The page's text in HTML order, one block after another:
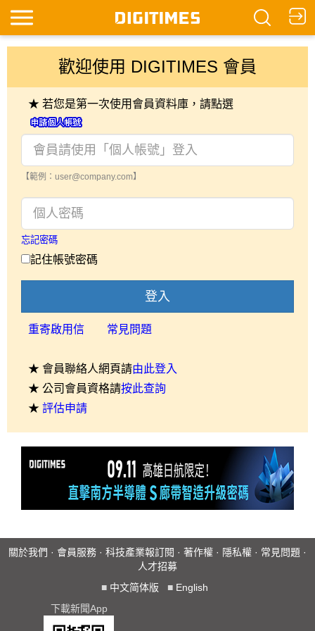
歡迎使用 DIGITIMES 會員
★ 若您是第一次使用會員資料庫，請點選
【範例：user@company.com】
忘記密碼
記住帳號密碼
登入
重寄啟用信 常見問題
★ 會員聯絡人網頁請由此登入
★ 公司會員資格請按此查詢
★ 評估申請
關於我們 · 會員服務 · 科技產業報訂閱 · 著作權 · 隱私權 · 常見問題 ·
人才招募
■ 中文简体版 ■ English
下載新聞App